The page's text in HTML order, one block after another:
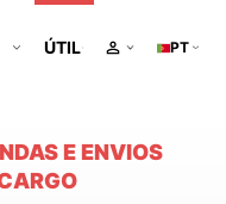
ÚTIL PT
E ENVIOS